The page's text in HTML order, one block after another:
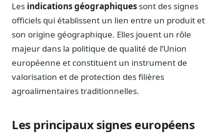
Registre HATVP
Cartographier l'influence sur un dossier
Affaires publiques
Cabinets, DRI, consultants en lobbying
Fédérations & plaidoyer
Les indications géographiques sont des signes
officiels qui établissent un lien entre un produit et
son origine géographique. Elles jouent un rôle
majeur dans la politique de qualité de l’Union
européenne et constituent un instrument de
valorisation et de protection des filières
agroalimentaires traditionnelles.
Les principaux signes européens